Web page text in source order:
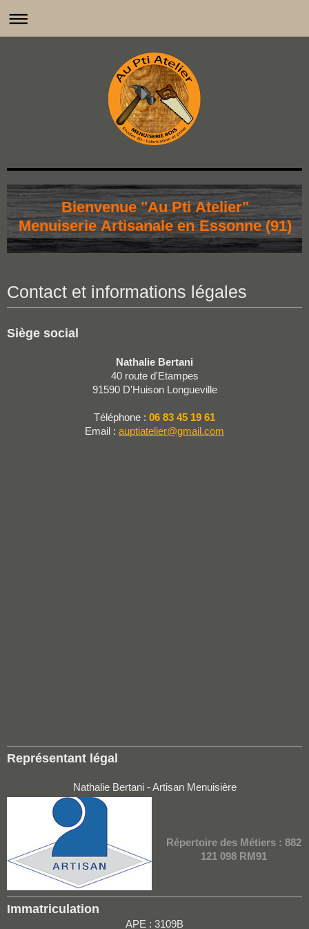
Bienvenue "Au Pti Atelier"
Menuiserie Artisanale en Essonne (91)
Contact et informations légales
Siège social
Nathalie Bertani
40 route d'Etampes
91590 D'Huison Longueville
Téléphone : 06 83 45 19 61
Email : auptiatelier@gmail.com
Représentant légal
Nathalie Bertani - Artisan Menuisière
Répertoire des Métiers : 882
121 098 RM91
Immatriculation
APE : 3109B